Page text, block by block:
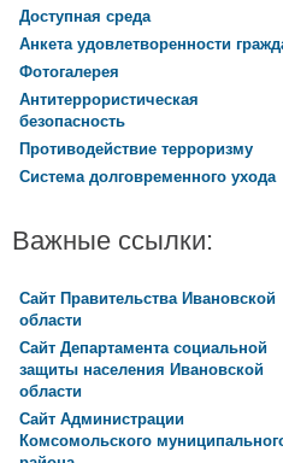
Доступная среда
Анкета удовлетворенности
Фотогалерея
Антитеррористическая
безопасность
Противодействие терроризму
Система долговременного ухода
Важные ссылки:
Сайт Правительства Ивановской
области
Сайт Департамента социальной
защиты населения Ивановской
области
Сайт Администрации
Комсомольского